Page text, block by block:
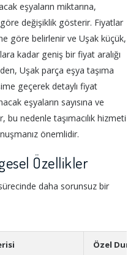
eşyaların miktarına,
değişiklik gösterir. Fiyatlar
göre belirlenir ve Uşak küçük,
kadar geniş bir fiyat aralığı
Uşak parça eşya taşıma
geçerek detaylı fiyat
eşyaların sayısına ve
nedenle taşımacılık hizmeti
önemlidir.
Özellikler
daha sorunsuz bir
Özel